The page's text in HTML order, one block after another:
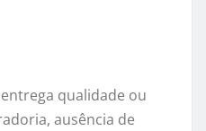
qualidade ou
ausência de